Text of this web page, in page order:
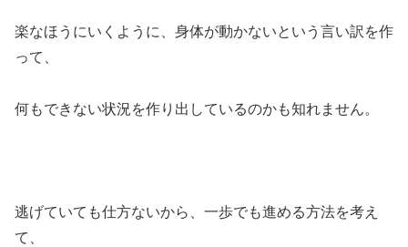
楽なほうにいくように、身体が動かないという言い訳を作
って、
何もできない状況を作り出しているのかも知れません。
逃げていても仕方ないから、一歩でも進める方法を考え
て、